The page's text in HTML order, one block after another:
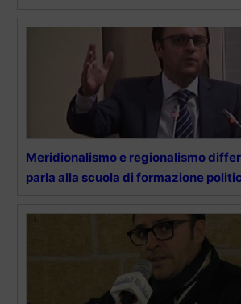
Meridionalismo e regionalismo
parla alla scuola di formazione